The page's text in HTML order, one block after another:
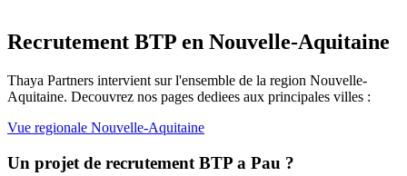
Recrutement BTP en Nouvelle-Aquitaine
Thaya Partners intervient sur l'ensemble de la region Nouvelle-
Aquitaine. Decouvrez nos pages dediees aux principales villes :
Vue regionale Nouvelle-Aquitaine
Un projet de recrutement BTP a Pau ?